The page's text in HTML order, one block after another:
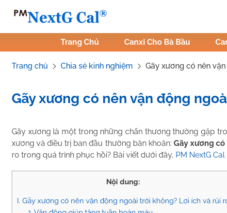
Trang Chủ
Canxi Cho Bà Bầu
Trang chủ Chia sẻ kinh nghiệm Gãy xương có nên
Gãy xương có nên vận động
Tác Giả: Nguyễn Thị Hiền Tham vấn y khoa: Dược sĩ Vũ Thị
Gãy xương là một trong những chấn thương thường gặp
xương và điều trị ban đầu thường băn khoăn: Gãy xương
ro trong quá trình phục hồi? Bài viết dưới đây, PM NextG Cal
Nội dung:
I. Gãy xương có nên vận động ngoài trời không? Lợi ích và rủi